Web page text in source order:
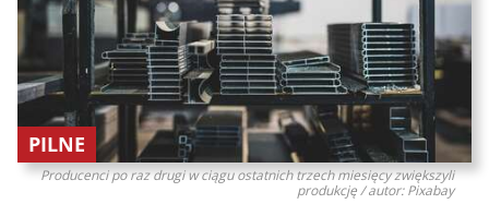
Producenci po raz drugi w ciągu ostatnich trzech miesięcy zwiększyli
produkcję / autor: Pixabay
PILNE